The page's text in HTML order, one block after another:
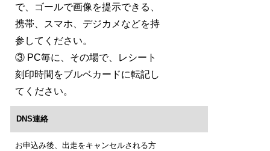
で、ゴールで画像を提示できる、
携帯、スマホ、デジカメなどを持
参してください。
③ PC毎に、その場で、レシート
刻印時間をブルベカードに転記し
てください。
DNS連絡
お申込み後、出走をキャンセルされる方